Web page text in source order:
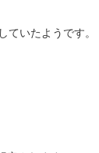
賃上げに対する措置が
ります。愛知県の情報
善緊急支援事業につい
ていたようです。